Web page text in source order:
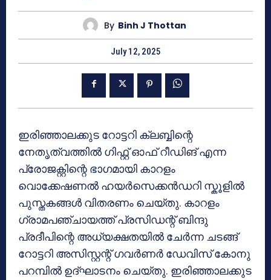
By Binh J Thottan
July 12, 2025
ഇരിഞ്ഞാലക്കുട റോട്ടറി ക്ലബ്ബിന്റെ
നേതൃത്വത്തിൽ ഗിഫ്റ്റ് ഓഫ് റീഡിങ് എന്ന
പ്രോജക്റ്റിന്റെ ഭാഗമായി കാറളം
വൊക്കേഷണൽ ഹയർസെക്കൻഡറി സ്കൂളിൽ
പുസ്തകങ്ങൾ വിതരണം ചെയ്തു. കാറളം
ഗ്രാമപഞ്ചായത്ത് പ്രസിഡന്റ് ബിന്ദു
പ്രദീപിന്റെ അധ്യക്ഷതയിൽ ചേർന്ന ചടങ്ങ്
റോട്ടറി അസിസ്റ്റന്റ് ഗവർണർ ഡേവിസ് കോനു
പറമ്പിൽ ഉദ്ഘാടനം ചെയ്തു. ഇരിഞ്ഞാലക്കുട